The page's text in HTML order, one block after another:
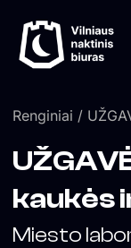
prie
turinio
Renginiai /
kaukės
Miesto